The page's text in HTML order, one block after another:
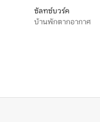
ซัลทซ์บวร์ค
บ้านพักตากอากาศ